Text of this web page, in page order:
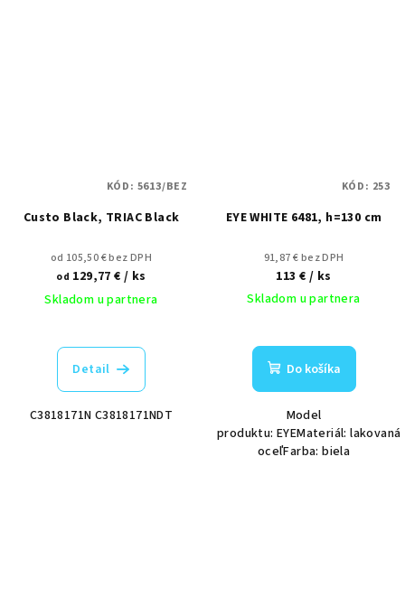
Custo Black, TRIAC Black
od 105,50 € bez DPH
od 129,77 €/ ks
Skladom u partnera
Detail
C3818171N C3818171NDT
KÓD: 5613/BEZ
EYE WHITE 6481, h=130 cm
91,87 € bez DPH
113 € / ks
Skladom u partnera
Do košíka
Model
produktu: EYEMateriál: lakovaná
oceľFarba: biela
KÓD: 253